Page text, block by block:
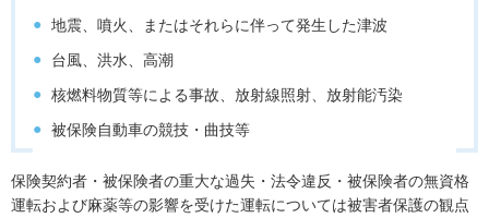
地震、噴火、またはそれらに伴って発生した津波
台風、洪水、高潮
核燃料物質等による事故、放射線照射、放射能汚染
被保険自動車の競技・曲技等
保険契約者・被保険者の重大な過失・法令違反・被保険者の無資格
運転および麻薬等の影響を受けた運転については被害者保護の観点